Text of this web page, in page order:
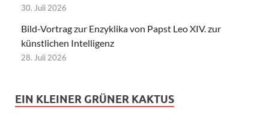
30. Juli 2026
Bild-Vortrag zur Enzyklika von Papst Leo XIV. zur
künstlichen Intelligenz
28. Juli 2026
EIN KLEINER GRÜNER KAKTUS